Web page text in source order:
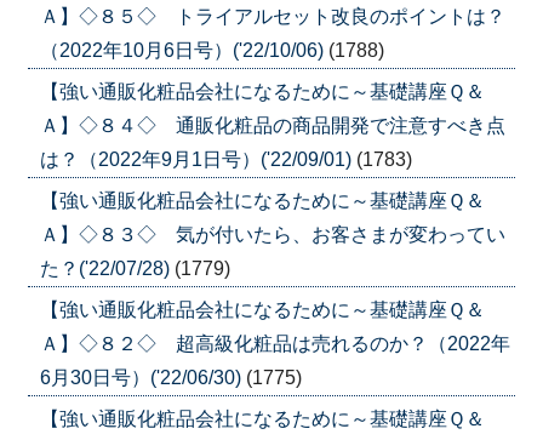
Ａ】◇８５◇ トライアルセット改良のポイントは？
（2022年10月6日号）('22/10/06) (1788)
【強い通販化粧品会社になるために～基礎講座Ｑ＆
Ａ】◇８４◇ 通販化粧品の商品開発で注意すべき点
は？（2022年9月1日号）('22/09/01) (1783)
【強い通販化粧品会社になるために～基礎講座Ｑ＆
Ａ】◇８３◇ 気が付いたら、お客さまが変わってい
た？('22/07/28) (1779)
【強い通販化粧品会社になるために～基礎講座Ｑ＆
Ａ】◇８２◇ 超高級化粧品は売れるのか？（2022年
6月30日号）('22/06/30) (1775)
【強い通販化粧品会社になるために～基礎講座Ｑ＆